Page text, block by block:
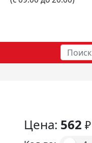
Цена: 562 ₽